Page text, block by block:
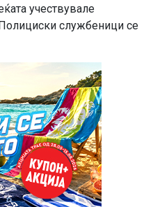
учествувале
службеници се